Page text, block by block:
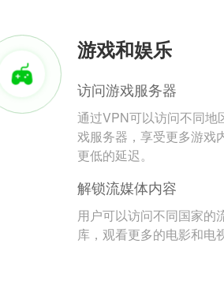
游戏和娱乐
访问游戏服务器
通过VPN可以访问不同地
戏服务器，享受更多游戏
更低的延迟。
解锁流媒体内容
用户可以访问不同国家的
库，观看更多的电影和电